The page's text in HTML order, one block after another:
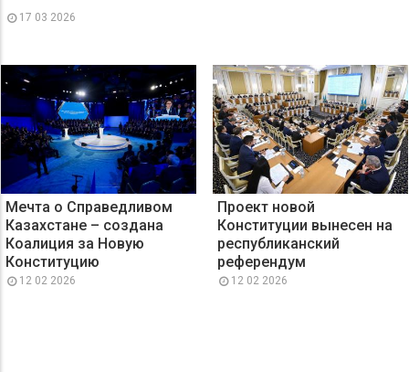
17 03 2026
Мечта о Справедливом
Казахстане – создана
Коалиция за Новую
Конституцию
12 02 2026
Проект новой
Конституции вынесен на
республиканский
референдум
12 02 2026